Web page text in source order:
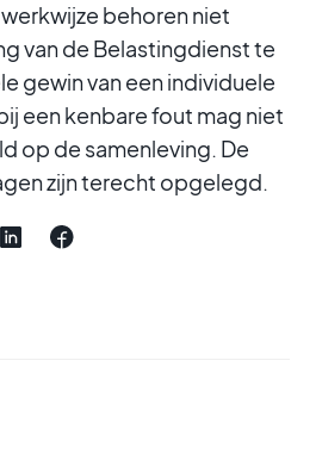
behoren niet
van de Belastingdienst te
gewin van een individuele
een kenbare fout mag niet
op de samenleving. De
zijn terecht opgelegd.